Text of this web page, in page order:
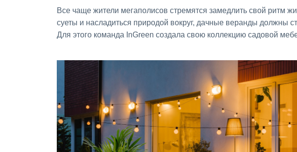
Все чаще жители мегаполисов стремятся замедлить свой ритм
суеты и насладиться природой вокруг, дачные веранды должны
Для этого команда InGreen создала свою коллекцию садовой